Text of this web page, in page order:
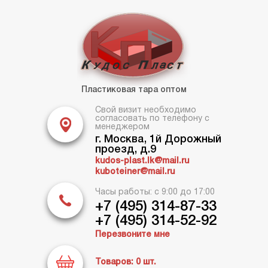
Пластиковая тара оптом
Свой визит необходимо
согласовать по телефону с
менеджером
г. Москва, 1й Дорожный
проезд, д.9
kudos-plast.lk@mail.ru
kuboteiner@mail.ru
Часы работы: с 9:00 до 17:00
+7 (495) 314-87-33
+7 (495) 314-52-92
Перезвоните мне
Товаров: 0шт.